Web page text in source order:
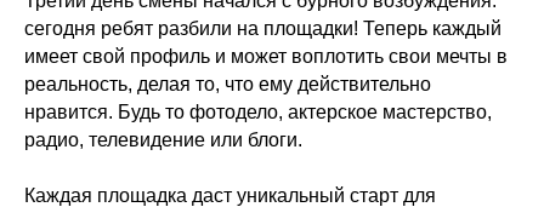
сегодня ребят разбили на площадки! Теперь каждый
имеет свой профиль и может воплотить свои мечты в
реальность, делая то, что ему действительно
нравится. Будь то фотодело, актерское мастерство,
радио, телевидение или блоги.
Каждая площадка даст уникальный старт для